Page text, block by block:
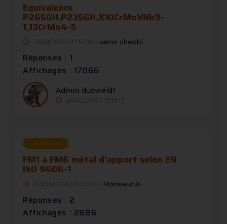
Equivalence
P265GH,P235GH,X10CrMoVNb9-
1,13CrMo4-5
25/01/2007 07:50:17 - samir chebbi
Réponses : 1
Affichages : 17066
Admin dusweld1
24/02/2007 13:15:15
RECHERCHE
FM1 à FM6 métal d'apport selon EN
ISO 9606-1
30/06/2016 22:40:36 - Monsieur.A
Réponses : 2
Affichages : 2886